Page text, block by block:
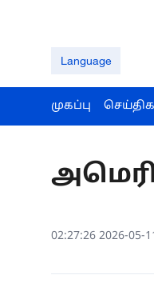
Language
முகப்பு
02:27:26 2026-05-